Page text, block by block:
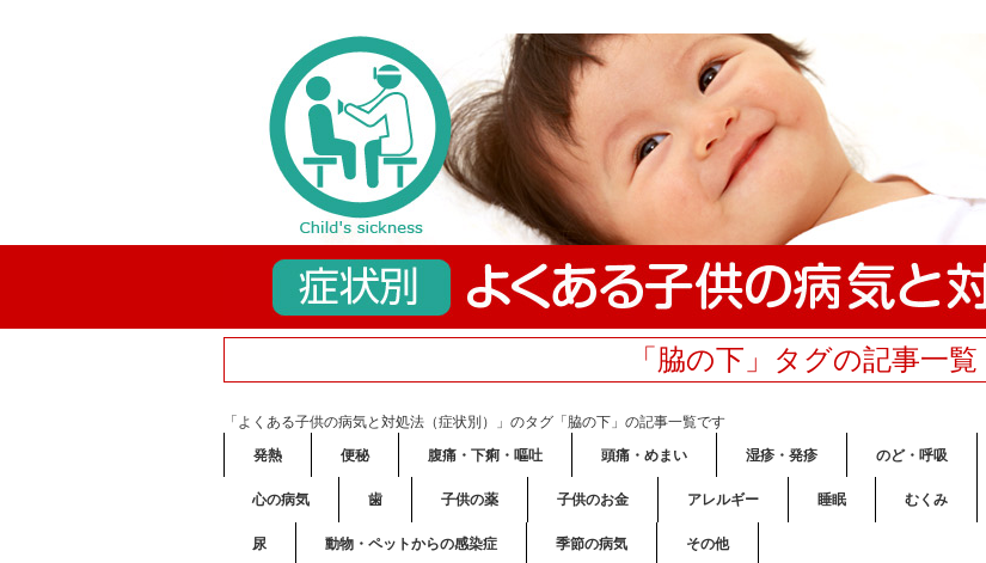
「脇の下」タグの記事一覧
「よくある子供の病気と対処法（症状別）」のタグ「脇の下」の記事一覧です
発熱
便秘 腹痛・下痢・嘔吐 頭痛・めまい 湿疹・発疹 のど・呼吸
心の病気 歯 子供の薬 子供のお金 アレルギー 睡眠 むくみ
尿 動物・ペットからの感染症 季節の病気 その他